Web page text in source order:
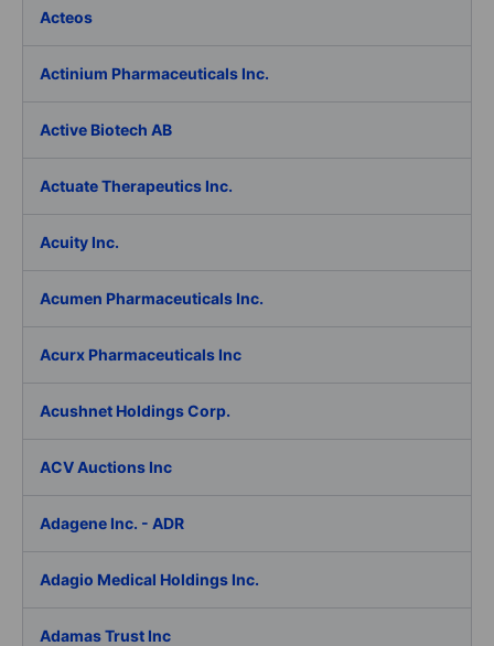
Acteos
Actinium Pharmaceuticals Inc.
Active Biotech AB
Actuate Therapeutics Inc.
Acuity Inc.
Acumen Pharmaceuticals Inc.
Acurx Pharmaceuticals Inc
Acushnet Holdings Corp.
ACV Auctions Inc
Adagene Inc. - ADR
Adagio Medical Holdings Inc.
Adamas Trust Inc